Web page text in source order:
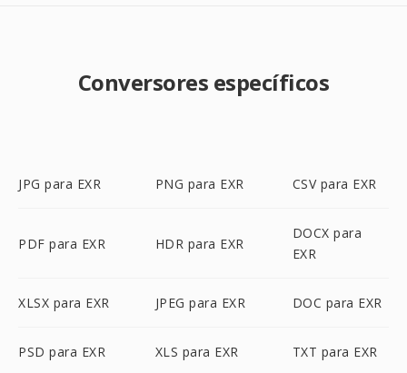
Conversores específicos
JPG para EXR PNG para EXR CSV para EXR
PDF para EXR HDR para EXR
DOCX para
EXR
XLSX para EXR JPEG para EXR DOC para EXR
PSD para EXR XLS para EXR TXT para EXR